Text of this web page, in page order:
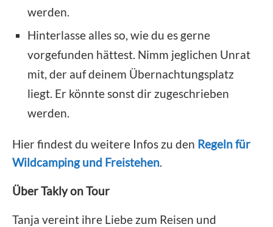
werden.
Hinterlasse alles so, wie du es gerne
vorgefunden hättest. Nimm jeglichen Unrat
mit, der auf deinem Übernachtungsplatz
liegt. Er könnte sonst dir zugeschrieben
werden.
Hier findest du weitere Infos zu den Regeln für
Wildcamping und Freistehen.
Über Takly on Tour
Tanja vereint ihre Liebe zum Reisen und